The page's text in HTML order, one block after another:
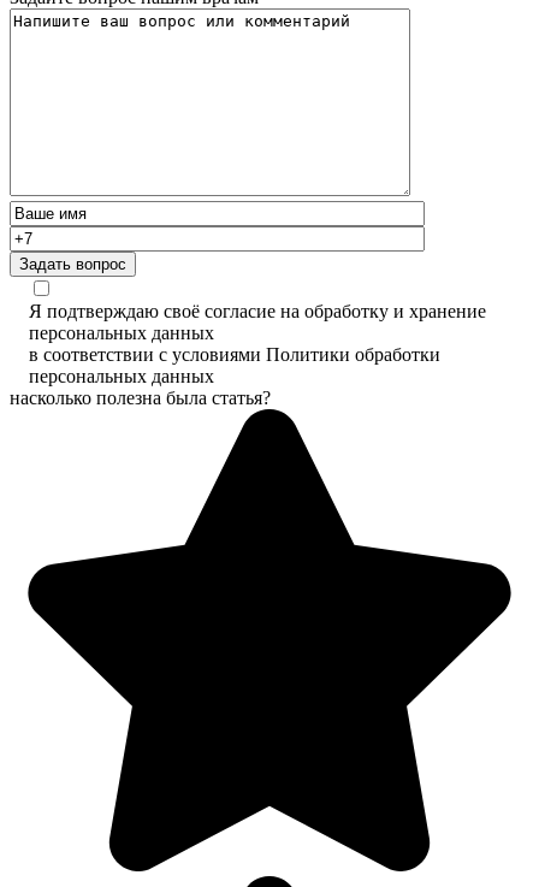
Задать вопрос
Я подтверждаю своё согласие на обработку и хранение
персональных данных
в соответствии с условиями Политики обработки
персональных данных
насколько полезна была статья?